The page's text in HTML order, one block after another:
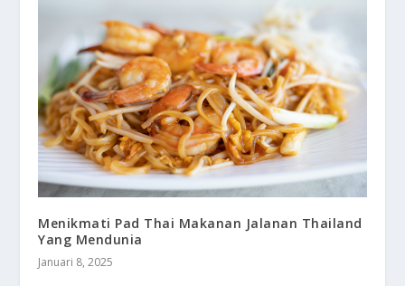
Menikmati Pad Thai Makanan Jalanan Thailand
Yang Mendunia
Januari 8, 2025